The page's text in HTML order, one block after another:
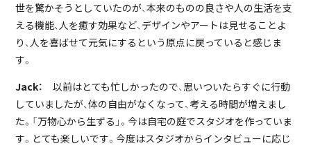
世を驚かそうとしていたのが、本来のものの良さや人の生活を支
える機能、人を癒す効果など、デザインやアートは見せることよ
り、人を喜ばせて元気にするという原点に戻っていると感じま
す。
Jack：
以前はとても忙しかったので、思いついたらすぐに行動
していましたが、体の自由がなくなって、考える時間が増えまし
た。「万物心から生ずる」。今は自宅の庭でスタジオを作っていま
す。とても楽しいです。今度はスタジオからインタビューに応じ